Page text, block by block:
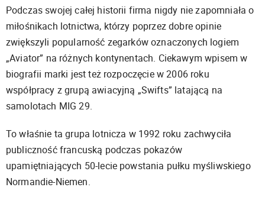
Podczas swojej całej historii firma nigdy nie zapomniała o
miłośnikach lotnictwa, którzy poprzez dobre opinie
zwiększyli popularność zegarków oznaczonych logiem
„Aviator” na różnych kontynentach. Ciekawym wpisem w
biografii marki jest też rozpoczęcie w 2006 roku
współpracy z grupą awiacyjną „Swifts” latającą na
samolotach MIG 29.
To właśnie ta grupa lotnicza w 1992 roku zachwyciła
publiczność francuską podczas pokazów
upamiętniających 50-lecie powstania pułku myśliwskiego
Normandie-Niemen.